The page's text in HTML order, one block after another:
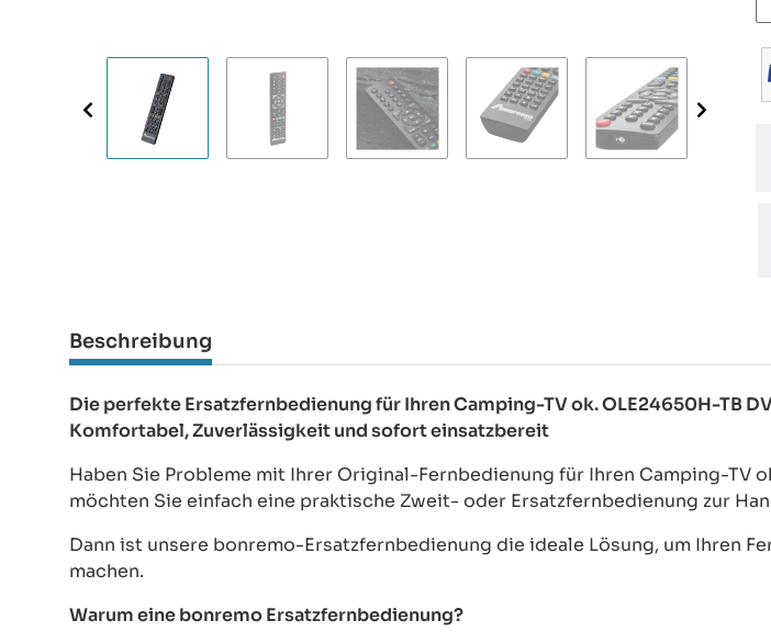
Beschreibung
Die perfekte Ersatzfernbedienung für Ihren Camping-TV ok. OLE24650H-TB
Komfortabel, Zuverlässigkeit und sofort einsatzbereit
Haben Sie Probleme mit Ihrer Original-Fernbedienung für Ihren Camping-TV
möchten Sie einfach eine praktische Zweit- oder Ersatzfernbedienung zur
Dann ist unsere bonremo-Ersatzfernbedienung die ideale Lösung, um Ihren
machen.
Warum eine bonremo Ersatzfernbedienung?